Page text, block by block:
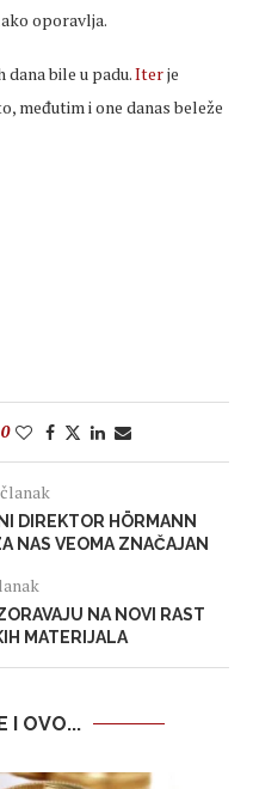
oporavlja.
bile u padu.Iterje
međutim i one danas beleže
0
DIREKTOR HÖRMANN
NAS VEOMA ZNAČAJAN
NA NOVI RAST
MATERIJALA
I OVO...